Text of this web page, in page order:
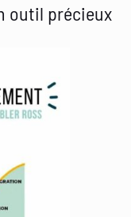
outil précieux